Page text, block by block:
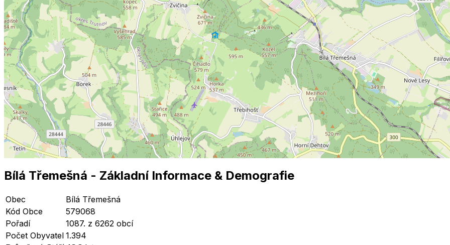
Bílá Třemešná - Základní Informace & Demografie
Obec
Bílá Třemešná
Kód Obce
579068
Pořadí
1087. z 6262 obcí
Počet Obyvatel 1.394